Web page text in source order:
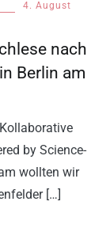
4. August
nach
Berlin am
by Science-
wollten wir
[…]